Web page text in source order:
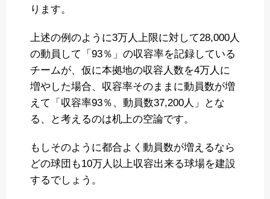
ります。
上述の例のように3万人上限に対して28,000人
の動員して「93％」の収容率を記録している
チームが、仮に本拠地の収容人数を4万人に
増やした場合、収容率そのままに動員数が増
えて「収容率93％、動員数37,200人」とな
る、と考えるのは机上の空論です。
もしそのように都合よく動員数が増えるなら
どの球団も10万人以上収容出来る球場を建設
するでしょう。